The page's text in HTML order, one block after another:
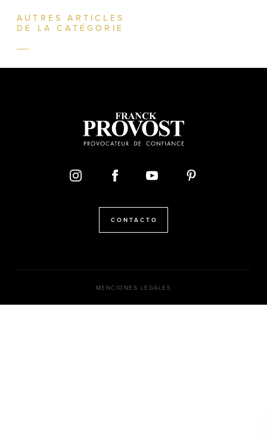
AUTRES ARTICLES
DE LA CATÉGORIE
CONTACTO
MENCIONES LEGALES